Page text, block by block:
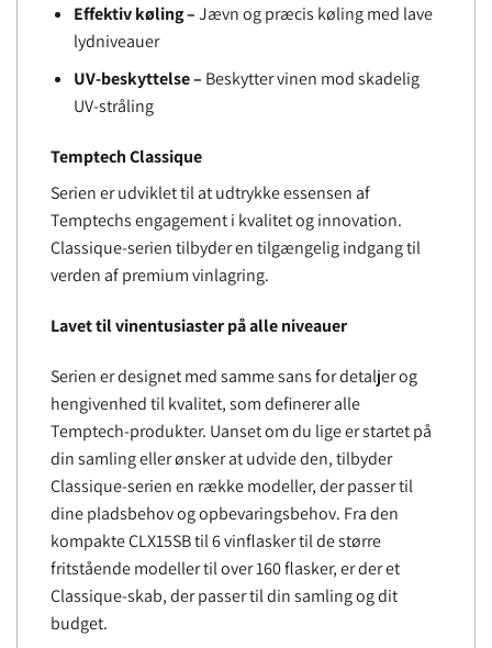
Effektiv køling –Jævn og præcis køling med lave
lydniveauer
UV-beskyttelse – Beskytter vinen mod skadelig
UV-stråling
Temptech Classique
Serien er udviklet til at udtrykke essensen af ​​
Temptechs engagement i kvalitet og innovation.
Classique-serien tilbyder en tilgængelig indgang til
verden af ​​premium vinlagring.
Lavet til vinentusiaster på alle niveauer
Serien er designet med samme sans for detaljer og
hengivenhed til kvalitet, som definerer alle
Temptech-produkter. Uanset om du lige er startet på
din samling eller ønsker at udvide den, tilbyder
Classique-serien en række modeller, der passer til
dine pladsbehov og opbevaringsbehov. Fra den
kompakte CLX15SB til 6 vinflasker til de større
fritstående modeller til over 160 flasker, er der et
Classique-skab, der passer til din samling og dit
budget.